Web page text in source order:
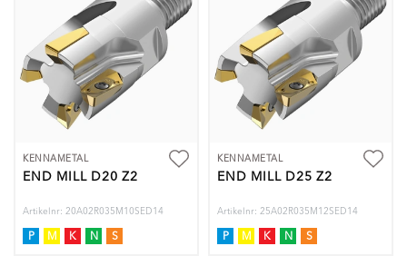
KENNAMETAL
END MILL D20 Z2
Artikelnr: 20A02R035M10SED14
P M K N S
KENNAMETAL
END MILL D25 Z2
Artikelnr: 25A02R035M12SED14
P M K N S